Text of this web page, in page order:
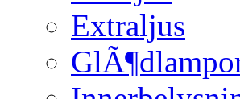
Extraljus